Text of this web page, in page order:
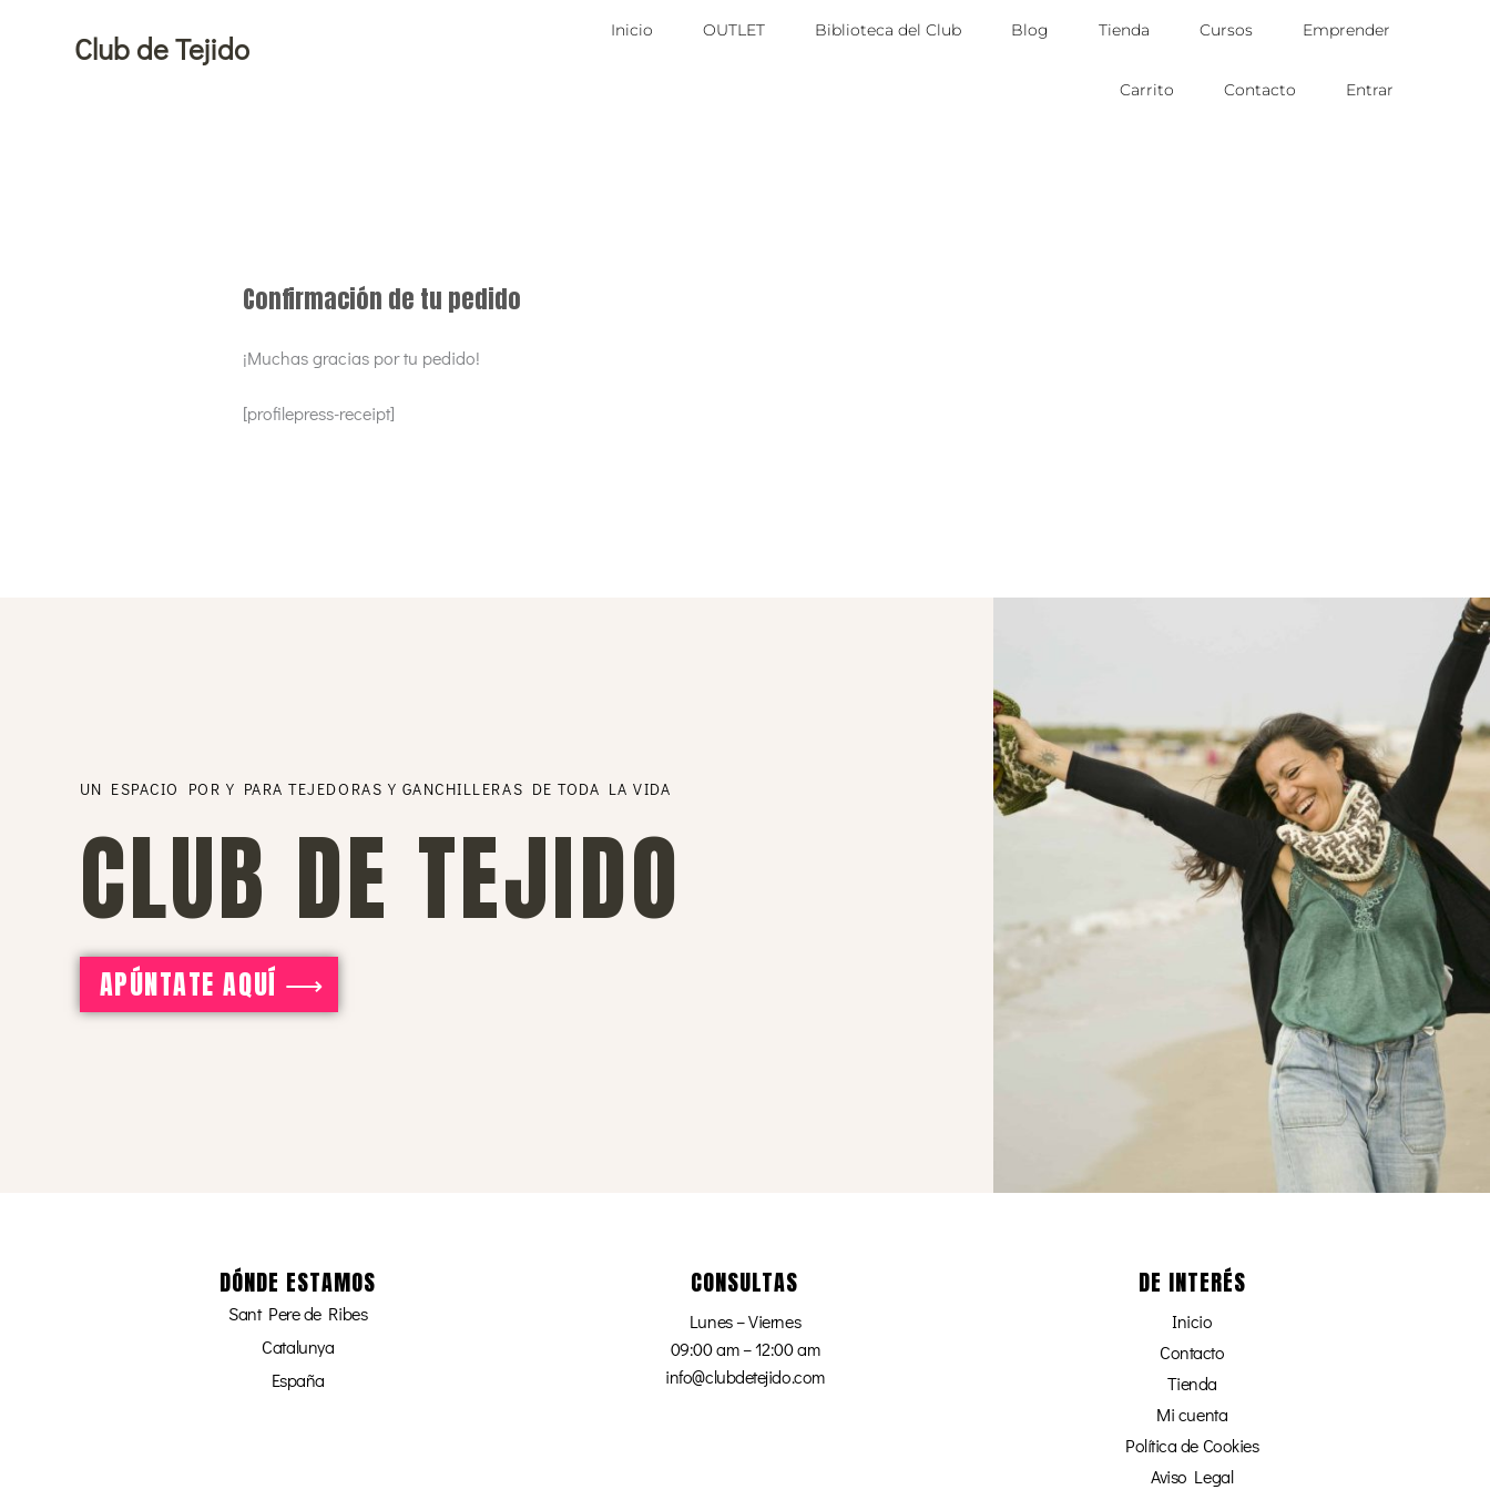
Club de Tejido
Inicio OUTLET Biblioteca del Club Blog Tienda Cursos Emprender
Carrito Contacto Entrar
Confirmación de tu pedido
¡Muchas gracias por tu pedido!
[profilepress-receipt]
UN ESPACIO POR Y PARA TEJEDORAS Y GANCHILLERAS DE TODA LA VIDA
CLUB DE TEJIDO
APÚNTATE AQUÍ ⟶
DÓNDE ESTAMOS
Sant Pere de Ribes
Catalunya
España
CONSULTAS
Lunes – Viernes
09:00 am – 12:00 am
info@clubdetejido.com
DE INTERÉS
Inicio
Contacto
Tienda
Mi cuenta
Política de Cookies
Aviso Legal